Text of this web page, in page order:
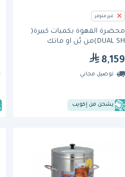
غير متوفر
محضرة القهوة بكميات كبيرة(
DUAL SH)من بٌن او ماتك
8,159
توصيل مجاني
يشحن من إكويب